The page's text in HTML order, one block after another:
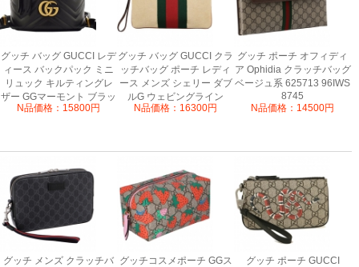
グッチ バッグ GUCCI レデ
ィース バックパック ミニ
リュック キルティングレ
ザー GGマーモント ブラッ
ク 598594
N品価格：15800円
グッチ バッグ GUCCI クラ
ッチバッグ ポーチ レディ
ース メンズ シェリー ダブ
ルG ウェビングライン
576053
N品価格：16300円
グッチ ポーチ オフィディ
ア Ophidia クラッチバッグ
ベージュ系 625713 96IWS
8745
N品価格：14500円
グッチ メンズ クラッチバ グッチコスメポーチ GGス
グッチ ポーチ GUCCI